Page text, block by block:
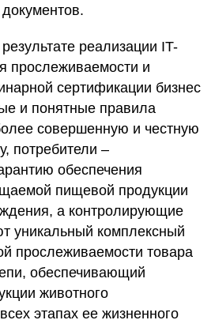
реализации IT-
прослеживаемости и
сертификации бизнес
и понятные правила
совершенную и честную
потребители –
обеспечения
пищевой продукции
а контролирующие
уникальный комплексный
прослеживаемости товара
обеспечивающий
животного
этапах ее жизненного